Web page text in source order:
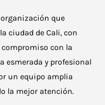
organización que
ciudad de Cali, con
con la
esmerada y profesional
un equipo amplia
la mejor atención.